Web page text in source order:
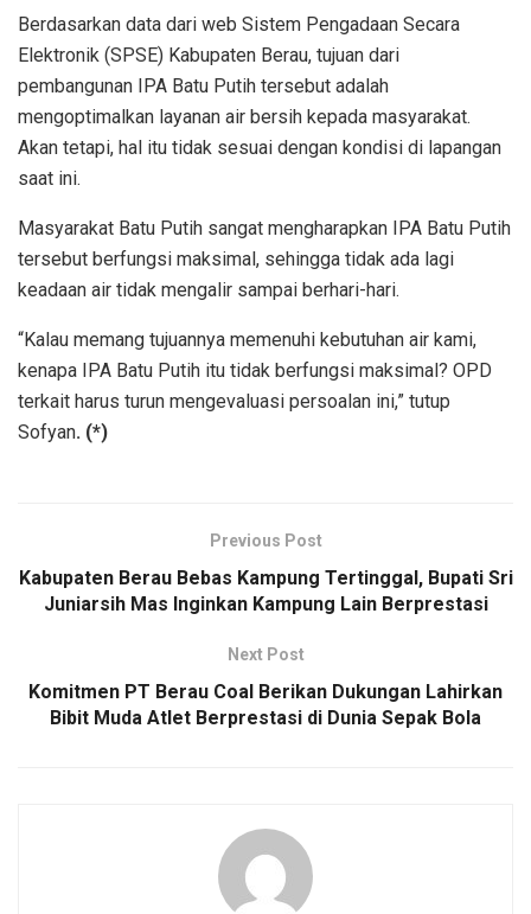
Berdasarkan data dari web Sistem Pengadaan Secara
Elektronik (SPSE) Kabupaten Berau, tujuan dari
pembangunan IPA Batu Putih tersebut adalah
mengoptimalkan layanan air bersih kepada masyarakat.
Akan tetapi, hal itu tidak sesuai dengan kondisi di lapangan
saat ini.
Masyarakat Batu Putih sangat mengharapkan IPA Batu Putih
tersebut berfungsi maksimal, sehingga tidak ada lagi
keadaan air tidak mengalir sampai berhari-hari.
“Kalau memang tujuannya memenuhi kebutuhan air kami,
kenapa IPA Batu Putih itu tidak berfungsi maksimal? OPD
terkait harus turun mengevaluasi persoalan ini,” tutup
Sofyan. (*)
Previous Post
Kabupaten Berau Bebas Kampung Tertinggal, Bupati Sri
Juniarsih Mas Inginkan Kampung Lain Berprestasi
Next Post
Komitmen PT Berau Coal Berikan Dukungan Lahirkan
Bibit Muda Atlet Berprestasi di Dunia Sepak Bola